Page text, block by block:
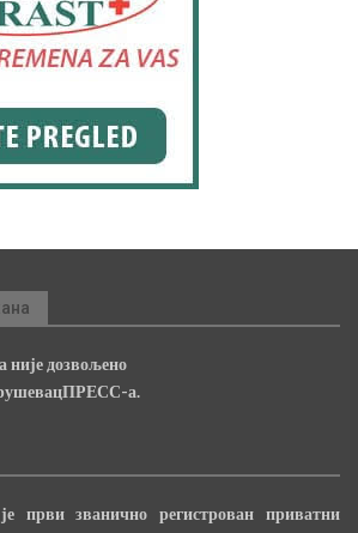
није дозвољено
а.
први званично регистрован приватни